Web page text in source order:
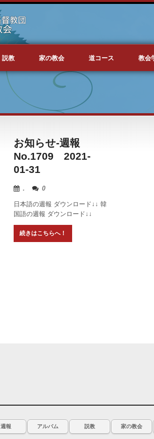
説教 家の教会 道コース 教会
お知らせ-週報
No.1709 2021-
01-31
. 0
日本語の週報 ダウンロード↓↓ 韓
国語の週報 ダウンロード↓↓
週報 アルバム 説教 家の教会